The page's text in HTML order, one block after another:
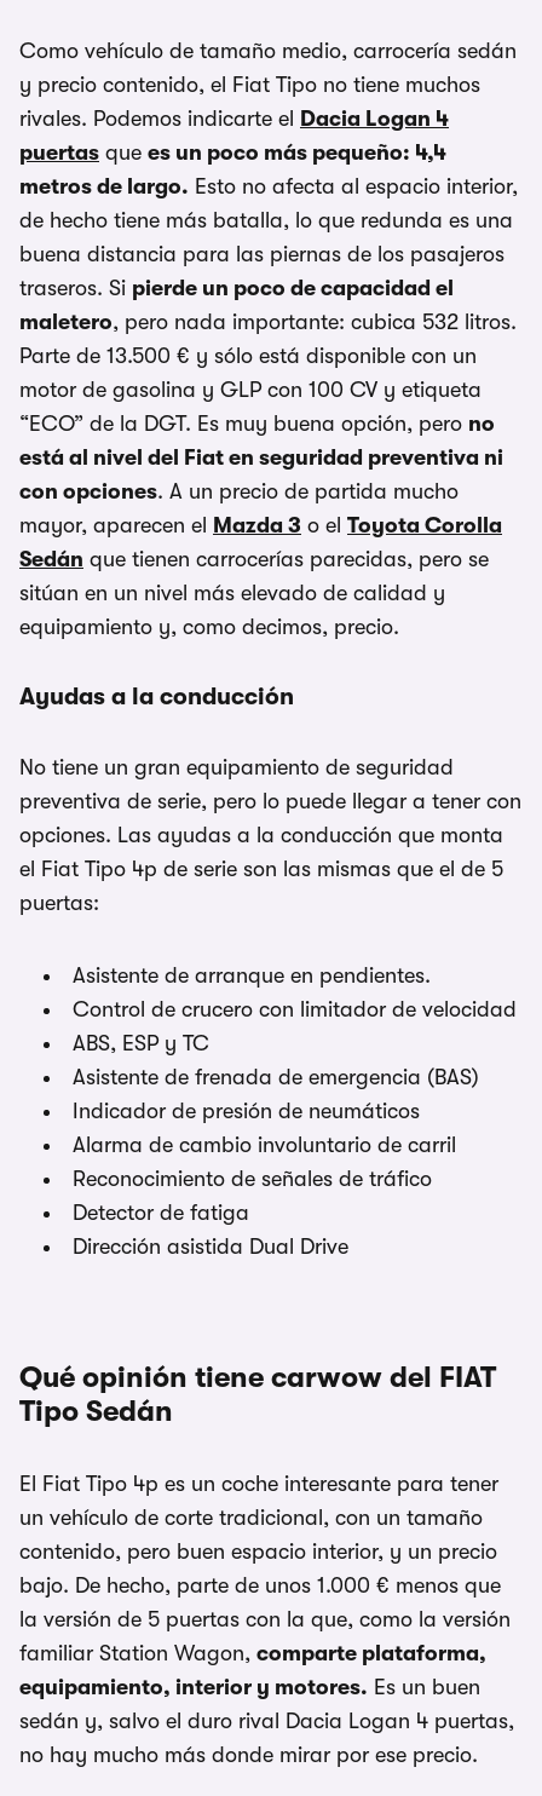
Como vehículo de tamaño medio, carrocería sedán
y precio contenido, el Fiat Tipo no tiene muchos
rivales. Podemos indicarte el
Dacia Logan 4
puertas que es un poco más pequeño: 4,4
metros de largo. Esto no afecta al espacio interior,
de hecho tiene más batalla, lo que redunda es una
buena distancia para las piernas de los pasajeros
traseros. Si pierde un poco de capacidad el
maletero, pero nada importante: cubica 532 litros.
Parte de 13.500 € y sólo está disponible con un
motor de gasolina y GLP con 100 CV y etiqueta
“ECO” de la DGT. Es muy buena opción, pero no
está al nivel del Fiat en seguridad preventiva ni
con opciones. A un precio de partida mucho
mayor, aparecen el
Mazda 3 o el Toyota Corolla
Sedán que tienen carrocerías parecidas, pero se
sitúan en un nivel más elevado de calidad y
equipamiento y, como decimos, precio.
Ayudas a la conducción
No tiene un gran equipamiento de seguridad
preventiva de serie, pero lo puede llegar a tener con
opciones. Las ayudas a la conducción que monta
el Fiat Tipo 4p de serie son las mismas que el de 5
puertas:
Asistente de arranque en pendientes.
Control de crucero con limitador de velocidad
ABS, ESP y TC
Asistente de frenada de emergencia (BAS)
Indicador de presión de neumáticos
Alarma de cambio involuntario de carril
Reconocimiento de señales de tráfico
Detector de fatiga
Dirección asistida Dual Drive
Qué opinión tiene carwow del FIAT
Tipo Sedán
El Fiat Tipo 4p es un coche interesante para tener
un vehículo de corte tradicional, con un tamaño
contenido, pero buen espacio interior, y un precio
bajo. De hecho, parte de unos 1.000 € menos que
la versión de 5 puertas con la que, como la versión
familiar Station Wagon, comparte plataforma,
equipamiento, interior y motores. Es un buen
sedán y, salvo el duro rival Dacia Logan 4 puertas,
no hay mucho más donde mirar por ese precio.